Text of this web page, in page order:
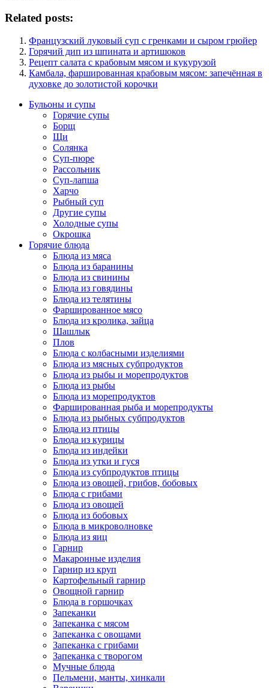
Related posts:
Французский луковый суп с гренками и сыром грюйер
Горячий дип из шпината и артишоков
Рецепт салата с крабовым мясом и кукурузой
Камбала, фаршированная крабовым мясом: запечённая в
духовке до золотистой корочки
Бульоны и супы
Горячие супы
Борщ
Щи
Солянка
Суп-пюре
Рассольник
Суп-лапша
Харчо
Рыбный суп
Другие супы
Холодные супы
Окрошка
Горячие блюда
Блюда из мяса
Блюда из баранины
Блюда из свинины
Блюда из говядины
Блюда из телятины
Фаршированное мясо
Блюда из кролика, зайца
Шашлык
Плов
Блюда с колбасными изделиями
Блюда из мясных субпродуктов
Блюда из рыбы и морепродуктов
Блюда из рыбы
Блюда из морепродуктов
Фаршированная рыба и морепродукты
Блюда из рыбных субпродуктов
Блюда из птицы
Блюда из курицы
Блюда из индейки
Блюда из утки и гуся
Блюда из субпродуктов птицы
Блюда из овощей, грибов, бобовых
Блюда с грибами
Блюда из овощей
Блюда из бобовых
Блюда в микроволновке
Блюда из яиц
Гарнир
Макаронные изделия
Гарнир из круп
Картофельный гарнир
Овощной гарнир
Блюда в горшочках
Запеканки
Запеканка с мясом
Запеканка с овощами
Запеканка с грибами
Запеканка с творогом
Мучные блюда
Пельмени, манты, хинкали